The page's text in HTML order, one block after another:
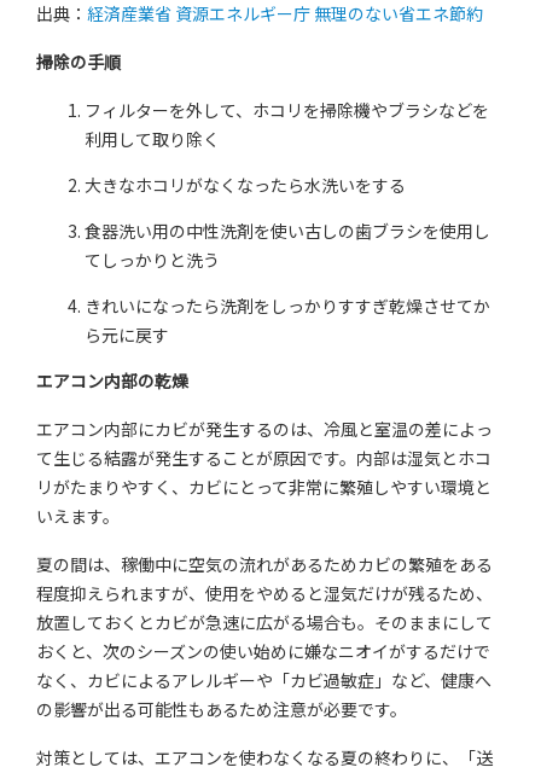
出典： 経済産業省 資源エネルギー庁 無理のない省エネ節約
掃除の手順
フィルターを外して、ホコリを掃除機やブラシなどを
利用して取り除く
大きなホコリがなくなったら水洗いをする
食器洗い用の中性洗剤を使い古しの歯ブラシを使用し
てしっかりと洗う
きれいになったら洗剤をしっかりすすぎ乾燥させてか
ら元に戻す
エアコン内部の乾燥
エアコン内部にカビが発生するのは、冷風と室温の差によっ
て生じる結露が発生することが原因です。内部は湿気とホコ
リがたまりやすく、カビにとって非常に繁殖しやすい環境と
いえます。
夏の間は、稼働中に空気の流れがあるためカビの繁殖をある
程度抑えられますが、使用をやめると湿気だけが残るため、
放置しておくとカビが急速に広がる場合も。そのままにして
おくと、次のシーズンの使い始めに嫌なニオイがするだけで
なく、カビによるアレルギーや「カビ過敏症」など、健康へ
の影響が出る可能性もあるため注意が必要です。
対策としては、エアコンを使わなくなる夏の終わりに、「送